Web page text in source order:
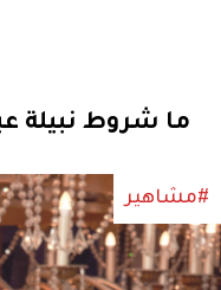
ما شروط نبيلة
#مشاهير